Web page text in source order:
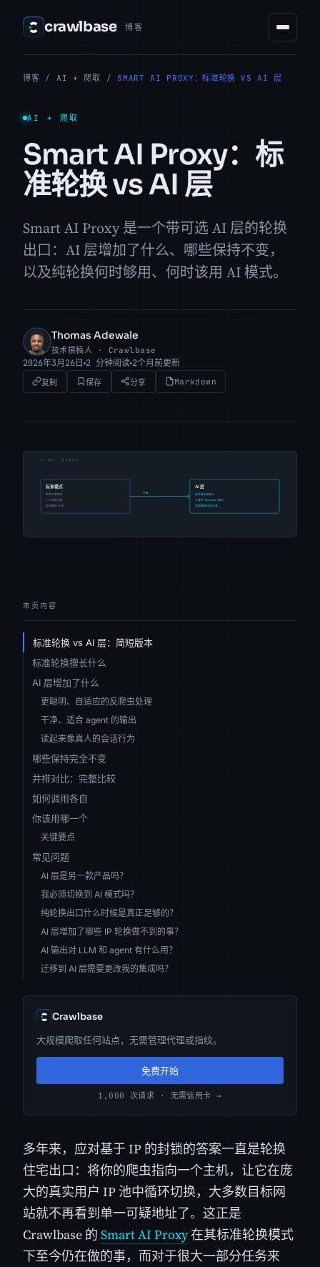
crawlbase 博客
博客 / AI + 爬取 / SMART AI PROXY：标准轮换 VS AI 层
AI + 爬取
Smart AI Proxy：标
准轮换 vs AI 层
Smart AI Proxy 是一个带可选 AI 层的轮换
出口：AI 层增加了什么、哪些保持不变，
以及纯轮换何时够用、何时该用 AI 模式。
TA
Thomas Adewale
技术撰稿人 · Crawlbase
2026年3月26日 2 分钟阅读 2个月前更新
复制 保存 分享 Markdown
本页内容
标准轮换 vs AI 层：简短版本
标准轮换擅长什么
AI 层增加了什么
更聪明、自适应的反爬虫处理
干净、适合 agent 的输出
读起来像真人的会话行为
哪些保持完全不变
并排对比：完整比较
如何调用各自
你该用哪一个
关键要点
常见问题
AI 层是另一款产品吗？
我必须切换到 AI 模式吗？
纯轮换出口什么时候是真正足够的？
AI 层增加了哪些 IP 轮换做不到的事？
AI 输出对 LLM 和 agent 有什么用？
迁移到 AI 层需要更改我的集成吗？
Crawlbase
大规模爬取任何站点，无需管理代理或指纹。
免费开始
1,000 次请求 · 无需信用卡 →
多年来，应对基于 IP 的封锁的答案一直是轮换
住宅出口：将你的爬虫指向一个主机，让它在庞
大的真实用户 IP 池中循环切换，大多数目标网
站就不再看到单一可疑地址了。这正是
Crawlbase 的 Smart AI Proxy在其标准轮换模式
下至今仍在做的事，而对于很大一部分任务来